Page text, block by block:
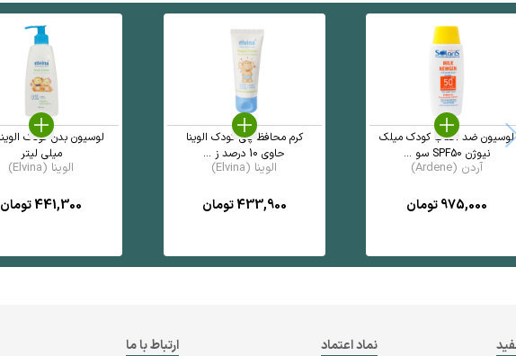
لوسیون ضد آفتاب کودک میلک
نیوژن SPF50 سو ...
آردن (Ardene)
975,000تومان
کرم محافظ پای کودک الوینا
حاوی 10 درصد ز ...
الوینا (Elvina)
433,900تومان
میلی لیتر
الوینا (Elvina)
441,300تومان
نماد اعتماد ارتباط با ما